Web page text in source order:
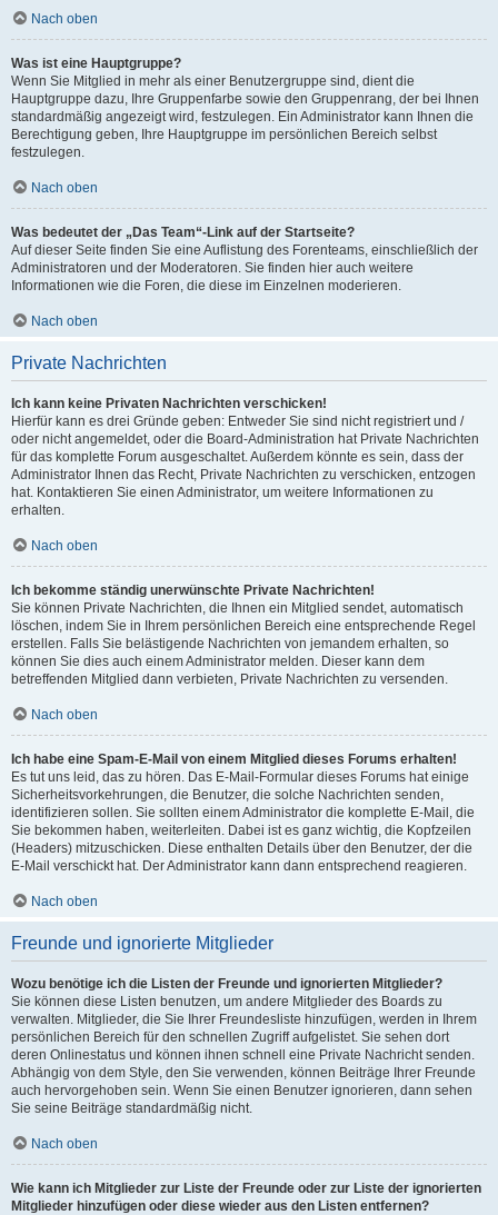
Nach oben
Was ist eine Hauptgruppe?
Wenn Sie Mitglied in mehr als einer Benutzergruppe sind, dient die
Hauptgruppe dazu, Ihre Gruppenfarbe sowie den Gruppenrang, der bei Ihnen
standardmäßig angezeigt wird, festzulegen. Ein Administrator kann Ihnen die
Berechtigung geben, Ihre Hauptgruppe im persönlichen Bereich selbst
festzulegen.
Nach oben
Was bedeutet der „Das Team“-Link auf der Startseite?
Auf dieser Seite finden Sie eine Auflistung des Forenteams, einschließlich der
Administratoren und der Moderatoren. Sie finden hier auch weitere
Informationen wie die Foren, die diese im Einzelnen moderieren.
Nach oben
Private Nachrichten
Ich kann keine Privaten Nachrichten verschicken!
Hierfür kann es drei Gründe geben: Entweder Sie sind nicht registriert und /
oder nicht angemeldet, oder die Board-Administration hat Private Nachrichten
für das komplette Forum ausgeschaltet. Außerdem könnte es sein, dass der
Administrator Ihnen das Recht, Private Nachrichten zu verschicken, entzogen
hat. Kontaktieren Sie einen Administrator, um weitere Informationen zu
erhalten.
Nach oben
Ich bekomme ständig unerwünschte Private Nachrichten!
Sie können Private Nachrichten, die Ihnen ein Mitglied sendet, automatisch
löschen, indem Sie in Ihrem persönlichen Bereich eine entsprechende Regel
erstellen. Falls Sie belästigende Nachrichten von jemandem erhalten, so
können Sie dies auch einem Administrator melden. Dieser kann dem
betreffenden Mitglied dann verbieten, Private Nachrichten zu versenden.
Nach oben
Ich habe eine Spam-E-Mail von einem Mitglied dieses Forums erhalten!
Es tut uns leid, das zu hören. Das E-Mail-Formular dieses Forums hat einige
Sicherheitsvorkehrungen, die Benutzer, die solche Nachrichten senden,
identifizieren sollen. Sie sollten einem Administrator die komplette E-Mail, die
Sie bekommen haben, weiterleiten. Dabei ist es ganz wichtig, die Kopfzeilen
(Headers) mitzuschicken. Diese enthalten Details über den Benutzer, der die
E-Mail verschickt hat. Der Administrator kann dann entsprechend reagieren.
Nach oben
Freunde und ignorierte Mitglieder
Wozu benötige ich die Listen der Freunde und ignorierten Mitglieder?
Sie können diese Listen benutzen, um andere Mitglieder des Boards zu
verwalten. Mitglieder, die Sie Ihrer Freundesliste hinzufügen, werden in Ihrem
persönlichen Bereich für den schnellen Zugriff aufgelistet. Sie sehen dort
deren Onlinestatus und können ihnen schnell eine Private Nachricht senden.
Abhängig von dem Style, den Sie verwenden, können Beiträge Ihrer Freunde
auch hervorgehoben sein. Wenn Sie einen Benutzer ignorieren, dann sehen
Sie seine Beiträge standardmäßig nicht.
Nach oben
Wie kann ich Mitglieder zur Liste der Freunde oder zur Liste der ignorierten
Mitglieder hinzufügen oder diese wieder aus den Listen entfernen?